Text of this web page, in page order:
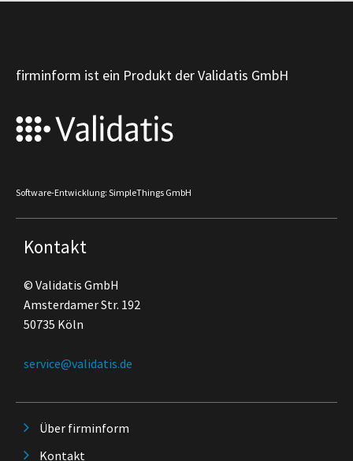
firminform ist ein Produkt der Validatis GmbH
Software-Entwicklung: SimpleThings GmbH
Kontakt
© Validatis GmbH
Amsterdamer Str. 192
50735 Köln
service@validatis.de
Über firminform
Kontakt